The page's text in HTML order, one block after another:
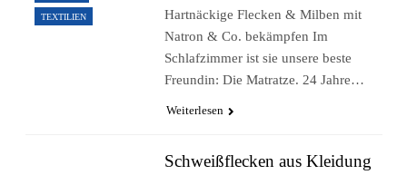
TEXTILIEN
Hartnäckige Flecken & Milben mit
Natron & Co. bekämpfen Im
Schlafzimmer ist sie unsere beste
Freundin: Die Matratze. 24 Jahre…
Weiterlesen
Schweißflecken aus Kleidung